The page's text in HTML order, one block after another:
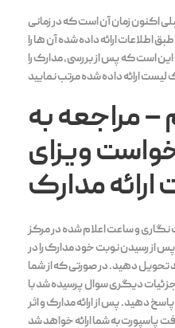
اکنون زمان آن است که در زمانی
اطلاعات ارائه داده شده آن ها را
است که پس از بررسی، مدارک را
–مراجعه به
ویزای
مدارک
و ساعت اعلام شده در مرکز
از رسیدن نوبت خود مدارک را در
دهید. در صورتی که از شما
جزئیات دیگری سوال پرسیده شد با
دهید. پس از ارائه مدارک و اثر